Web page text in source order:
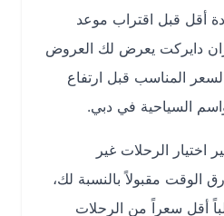
قبل اقتراب موعد
يعرض لك العروض
قبل ارتفاع
في دبي.
الرحلات غير
مقبولاً بالنسبة لك،
سعراً من الرحلات